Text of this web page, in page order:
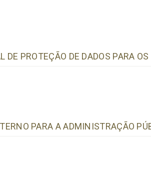
PROTEÇÃO DE DADOS PARA
PARA A ADMINISTRAÇÃO